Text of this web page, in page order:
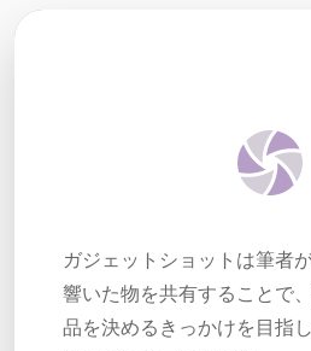
ガジェットショットは筆者
響いた物を共有することで
品を決めるきっかけを目指